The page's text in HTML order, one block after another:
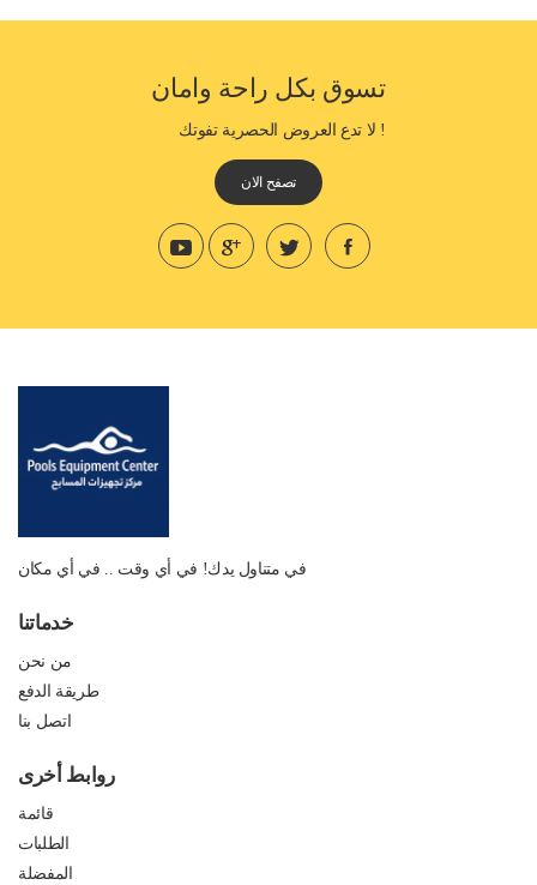
تسوق بكل راحة وامان
! لا تدع العروض الحصرية تفوتك
تصفح الان
في متناول يدك! في أي وقت .. في أي مكان
خدماتنا
من نحن
طريقة الدفع
اتصل بنا
روابط أخرى
قائمة
الطلبات
المفضلة